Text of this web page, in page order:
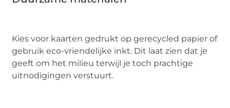
Kies voor kaarten gedrukt op gerecycled papier of
gebruik eco-vriendelijke inkt. Dit laat zien dat je
geeft om het milieu terwijl je toch prachtige
uitnodigingen verstuurt.